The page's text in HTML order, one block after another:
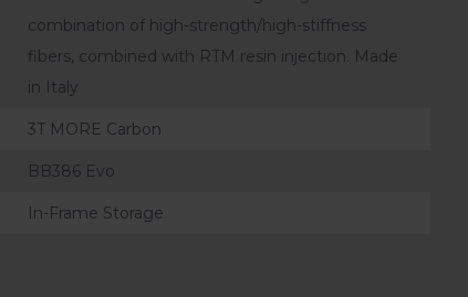
combination of high-strength/high-stiffness
fibers, combined with RTM resin injection. Made
in Italy
3T MORE Carbon
BB386 Evo
In-Frame Storage